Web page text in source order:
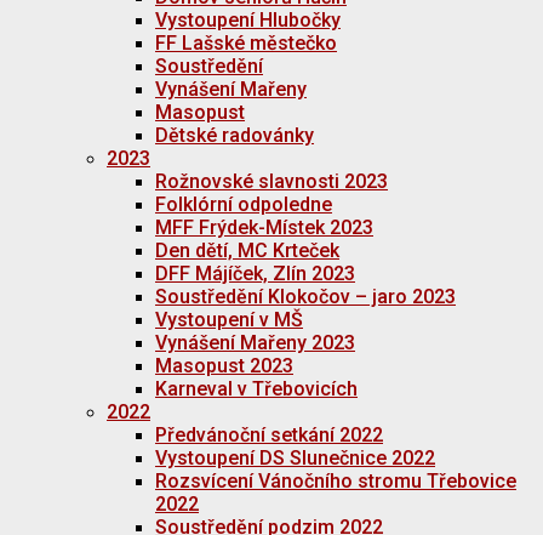
Vystoupení Hlubočky
FF Lašské městečko
Soustředění
Vynášení Mařeny
Masopust
Dětské radovánky
2023
Rožnovské slavnosti 2023
Folklórní odpoledne
MFF Frýdek-Místek 2023
Den dětí, MC Krteček
DFF Májíček, Zlín 2023
Soustředění Klokočov – jaro 2023
Vystoupení v MŠ
Vynášení Mařeny 2023
Masopust 2023
Karneval v Třebovicích
2022
Předvánoční setkání 2022
Vystoupení DS Slunečnice 2022
Rozsvícení Vánočního stromu Třebovice
2022
Soustředění podzim 2022